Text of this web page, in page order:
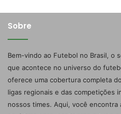
Sobre
Bem-vindo ao Futebol no Brasil, o
que acontece no universo do
oferece uma cobertura completa
ligas regionais e das competições
nossos times. Aqui, você encontra